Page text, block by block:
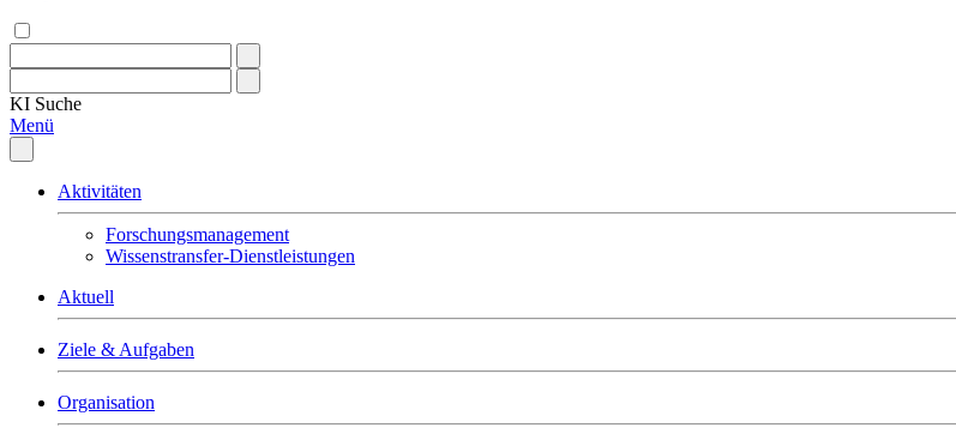
KI Suche
Menü
Aktivitäten
Forschungsmanagement
Wissenstransfer-Dienstleistungen
Aktuell
Ziele & Aufgaben
Organisation